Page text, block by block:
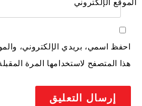
الموقع الإلكتروني
احفظ اسمي، بريدي الإلكتروني،
هذا المتصفح لاستخدامها المرة